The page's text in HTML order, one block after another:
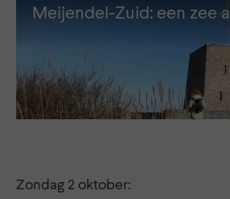
Meijendel-Zuid: een zee
Zondag 2 oktober: